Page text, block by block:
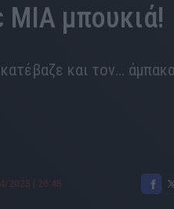
ΜΙΑ μπουκιά!
και τον…
2025 | 20:45